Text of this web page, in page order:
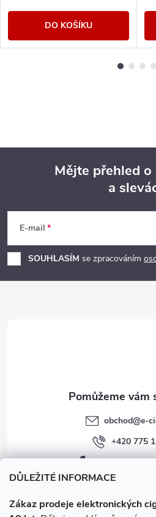
DŮLEŽITÉ INFORMACE
Zákaz prodeje elektronických
DO KOŠÍKU
p
a
Mějte přehled
a
E-mail
SOUHLASÍM se zpracováním
obchod@e-
+420 775